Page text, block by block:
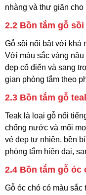
nhàng và thư giãn cho
2.2 Bồn tắm gỗ
Gỗ sồi nổi bật với khả
Với màu sắc vàng
đẹp cổ điển và sang
gian phòng tắm theo
2.3 Bồn tắm gỗ
Teak là loại gỗ nổi
chống nước và mối
vẻ đẹp tự nhiên, bền
phòng tắm hiện đại,
2.4 Bồn tắm gỗ óc
Gỗ óc chó có màu